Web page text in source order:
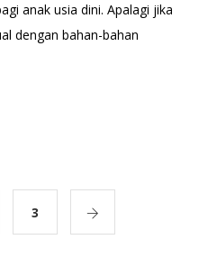
anak usia dini. Apalagi jika
dengan bahan-bahan
3